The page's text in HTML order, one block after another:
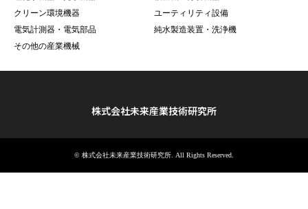
クリーン環境機器
ユーティリティ設備
電気計測器・電気部品
純水製造装置・洗浄機
その他の産業機械
株式会社未来産業技術研究所
© 株式会社未来産業技術研究所 . All Rights Reserved.